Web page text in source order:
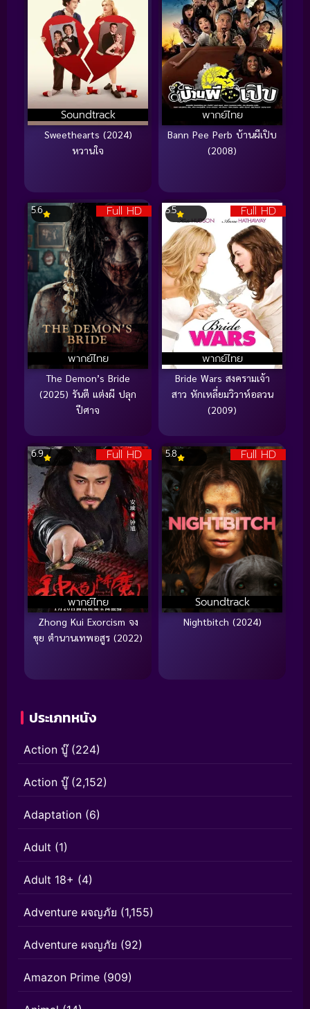
Soundtrack
Sweethearts (2024)
หวานใจ
พากย์ไทย
Bann Pee Perb บ้านผีเปิบ
(2008)
Full HD
พากย์ไทย
5.6
The Demon’s Bride
(2025) รันตี แต่งผี ปลุก
ปีศาจ
Full HD
พากย์ไทย
5.5
Bride Wars สงครามเจ้า
สาว หักเหลี่ยมวิวาห์อลวน
(2009)
Full HD
พากย์ไทย
6.9
Zhong Kui Exorcism จง
ขุย ตำนานเทพอสูร (2022)
Full HD
Soundtrack
5.8
Nightbitch (2024)
ประเภทหนัง
Action บู๊(224)
Action บู๊(2,152)
Adaptation (6)
Adult (1)
Adult 18+ (4)
Adventure ผจญภัย (1,155)
Adventure ผจญภัย (92)
Amazon Prime (909)